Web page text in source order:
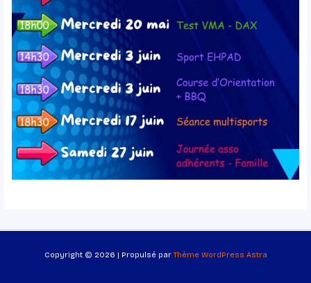
Copyright © 2026 | Propulsé parThème WordPress Astra